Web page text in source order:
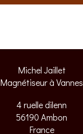
Michel Jaillet
Magnétiseur à Vannes
4 ruelle dilenn
56190 Ambon
France